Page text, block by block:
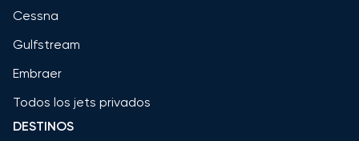
Cessna
Gulfstream
Embraer
Todos los jets privados
DESTINOS